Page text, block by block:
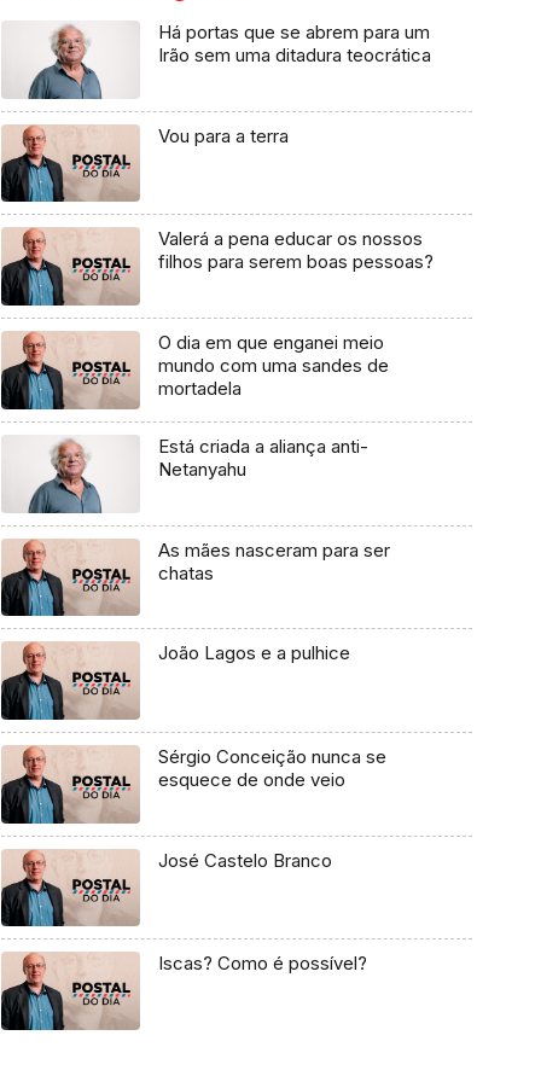
Há portas que se abrem para um
Irão sem uma ditadura teocrática
Vou para a terra
Valerá a pena educar os nossos
filhos para serem boas pessoas?
O dia em que enganei meio
mundo com uma sandes de
mortadela
Está criada a aliança anti-
Netanyahu
As mães nasceram para ser
chatas
João Lagos e a pulhice
Sérgio Conceição nunca se
esquece de onde veio
José Castelo Branco
Iscas? Como é possível?